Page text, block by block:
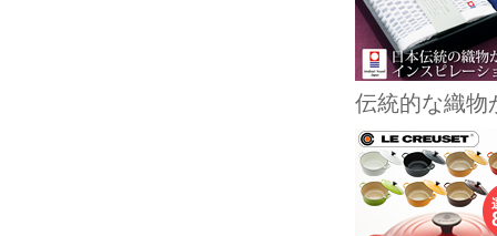
伝統的な織物